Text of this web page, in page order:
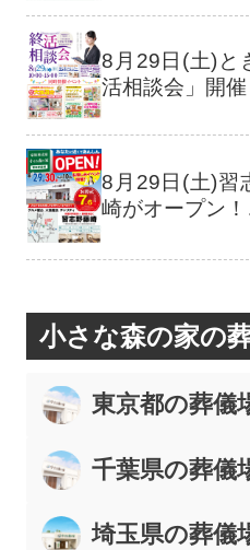
8月29日(土)と
活相談会」開
8月29日(土)習
崎がオープン
小さな森の家の
東京都の葬儀
千葉県の葬儀
埼玉県の葬儀